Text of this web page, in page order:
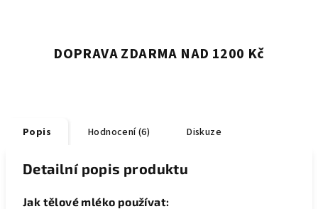
DOPRAVA ZDARMA NAD 1200 Kč
Popis Hodnocení (6) Diskuze
Detailní popis produktu
Jak tělové mléko používat: